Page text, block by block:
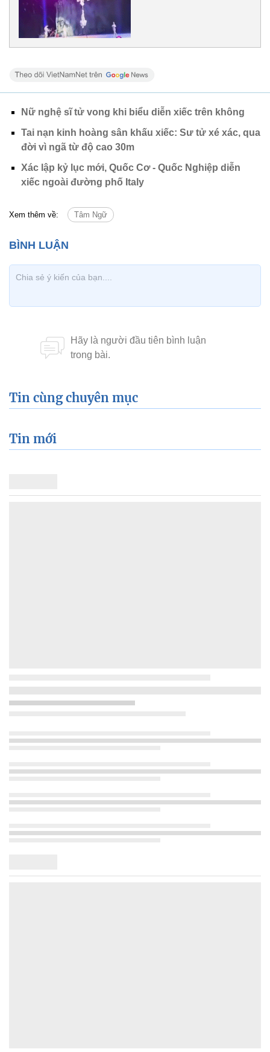
Nữ nghệ sĩ tử vong khi biểu diễn xiếc trên không
Tai nạn kinh hoàng sân khấu xiếc: Sư tử xé xác, qua
đời vì ngã từ độ cao 30m
Xác lập kỷ lục mới, Quốc Cơ - Quốc Nghiệp diễn
xiếc ngoài đường phố Italy
Xem thêm về: Tâm Ngữ
Tin cùng chuyên mục
Tin mới